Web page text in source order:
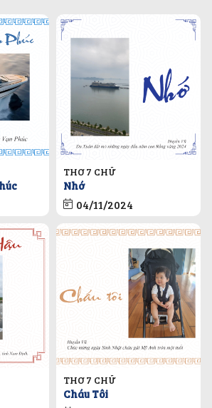
THƠ 7 CHỮ
Nhớ
04/11/2024
THƠ 7 CHỮ
Cháu Tôi